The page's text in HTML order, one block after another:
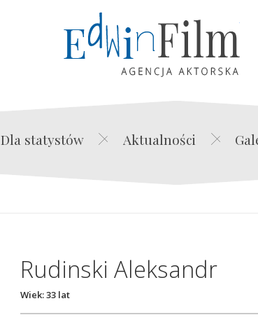
Dla statystów Aktualności
Rudinski Aleksandr
Wiek: 33 lat